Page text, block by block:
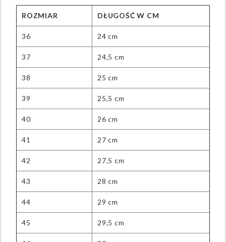
ROZMIAR DŁUGOŚĆ W CM
36 24 cm
37 24,5 cm
38 25 cm
39 25,5 cm
40 26 cm
41 27 cm
42 27,5 cm
43 28 cm
44 29 cm
45 29,5 cm